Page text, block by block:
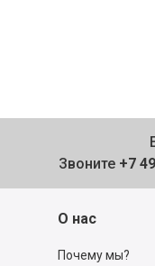
Звоните +7
О нас
Почему мы?